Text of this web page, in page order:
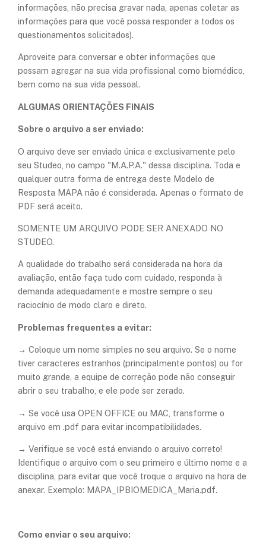
informações, não precisa gravar nada, apenas coletar as
informações para que você possa responder a todos os
questionamentos solicitados).
Aproveite para conversar e obter informações que
possam agregar na sua vida profissional como biomédico,
bem como na sua vida pessoal. ​
ALGUMAS ORIENTAÇÕES FINAIS
Sobre o arquivo a ser enviado:
O arquivo deve ser enviado única e exclusivamente pelo
seu Studeo, no campo "M.A.P.A." dessa disciplina. Toda e
qualquer outra forma de entrega deste Modelo de
Resposta MAPA não é considerada. Apenas o formato de
PDF será aceito.
SOMENTE UM ARQUIVO PODE SER ANEXADO NO
STUDEO.
A qualidade do trabalho será considerada na hora da
avaliação, então faça tudo com cuidado, responda à
demanda adequadamente e mostre sempre o seu
raciocínio de modo claro e direto.
Problemas frequentes a evitar:
→ Coloque um nome simples no seu arquivo. Se o nome
tiver caracteres estranhos (principalmente pontos) ou for
muito grande, a equipe de correção pode não conseguir
abrir o seu trabalho, e ele pode ser zerado.
→ Se você usa OPEN OFFICE ou MAC, transforme o
arquivo em .pdf para evitar incompatibilidades.
→ Verifique se você está enviando o arquivo correto!
Identifique o arquivo com o seu primeiro e último nome e a
disciplina, para evitar que você troque o arquivo na hora de
anexar. Exemplo: MAPA_IPBIOMEDICA_Maria.pdf.
Como enviar o seu arquivo: